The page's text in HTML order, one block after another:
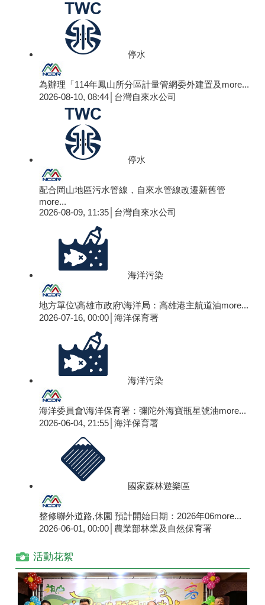
停水
為辦理「114年鳳山所分區計量管網委外建置及 more...
2026-08-10, 08:44│台灣自來水公司
停水
配合岡山地區污水管線，自來水管線改遷新舊管
more...
2026-08-09, 11:35│台灣自來水公司
海洋污染
地方單位\高雄市政府\海洋局：高雄港主航道油more...
2026-07-16, 00:00│海洋保育署
海洋污染
海洋委員會\海洋保育署：彌陀外海寶瓶星號油more...
2026-06-04, 21:55│海洋保育署
國家森林遊樂區
整修聯外道路,休園 預計開始日期：2026年06more...
2026-06-01, 00:00│農業部林業及自然保育署
活動花絮